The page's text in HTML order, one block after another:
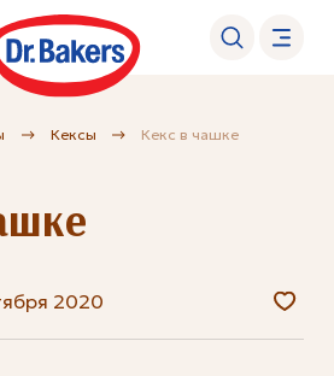
Кексы Кекс в чашке
2020